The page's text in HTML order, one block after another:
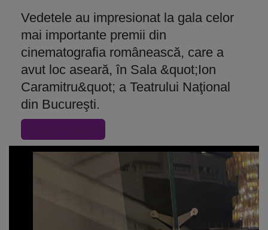
Vedetele au impresionat la gala celor
mai importante premii din
cinematografia românească, care a
avut loc aseară, în Sala &quot;Ion
Caramitru&quot; a Teatrului Naţional
din Bucureşti.